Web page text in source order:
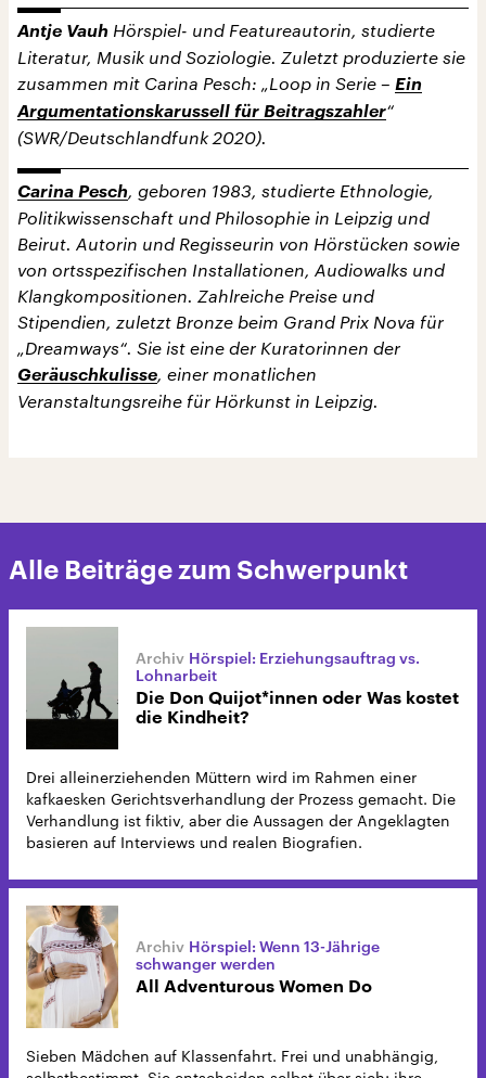
Antje Vauh Hörspiel- und Featureautorin, studierte
Literatur, Musik und Soziologie. Zuletzt produzierte sie
zusammen mit Carina Pesch: „Loop in Serie – Ein
Argumentationskarussell für Beitragszahler“
(SWR/Deutschlandfunk 2020).
Carina Pesch, geboren 1983, studierte Ethnologie,
Politikwissenschaft und Philosophie in Leipzig und
Beirut. Autorin und Regisseurin von Hörstücken sowie
von ortsspezifischen Installationen, Audiowalks und
Klangkompositionen. Zahlreiche Preise und
Stipendien, zuletzt Bronze beim Grand Prix Nova für
„Dreamways“. Sie ist eine der Kuratorinnen der
Geräuschkulisse, einer monatlichen
Veranstaltungsreihe für Hörkunst in Leipzig.
Alle Beiträge zum Schwerpunkt
Hörspiel: Erziehungsauftrag vs.
Lohnarbeit
Die Don Quijot*innen oder Was kostet
die Kindheit?
Drei alleinerziehenden Müttern wird im Rahmen einer
kafkaesken Gerichtsverhandlung der Prozess gemacht. Die
Verhandlung ist fiktiv, aber die Aussagen der Angeklagten
basieren auf Interviews und realen Biografien.
Hörspiel: Wenn 13-Jährige
schwanger werden
All Adventurous Women Do
Sieben Mädchen auf Klassenfahrt. Frei und unabhängig,